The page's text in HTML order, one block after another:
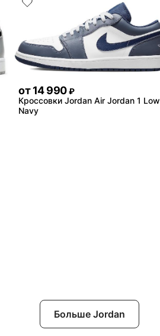
от 14 990 ₽
Кроссовки Jordan Air Jordan 1 Low
Navy
Больше Jordan